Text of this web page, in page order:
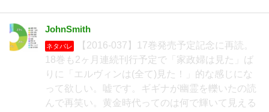
JohnSmith
ネタバレ
【2016-037】17巻発売予定記念に再読。
18巻も2ヶ月連続刊行予定で「家政婦は見た」ば
りに「エルヴィンは(全て)見た！」的な感じにな
って欲しい。嘘です。ギギナが幽霊を轢いたの読
んで再笑い。黄金時代ってのは何で輝いて見える